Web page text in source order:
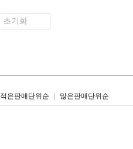
적은판매단위순 많은판매단위순